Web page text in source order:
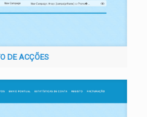
DE ACÇÕES